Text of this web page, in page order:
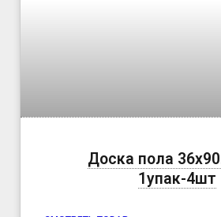
Доска пола
1упак-4шт